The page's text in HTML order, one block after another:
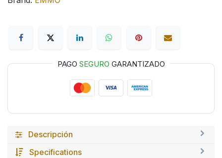
PAGO SEGURO GARANTIZADO
Descripción
Specifications